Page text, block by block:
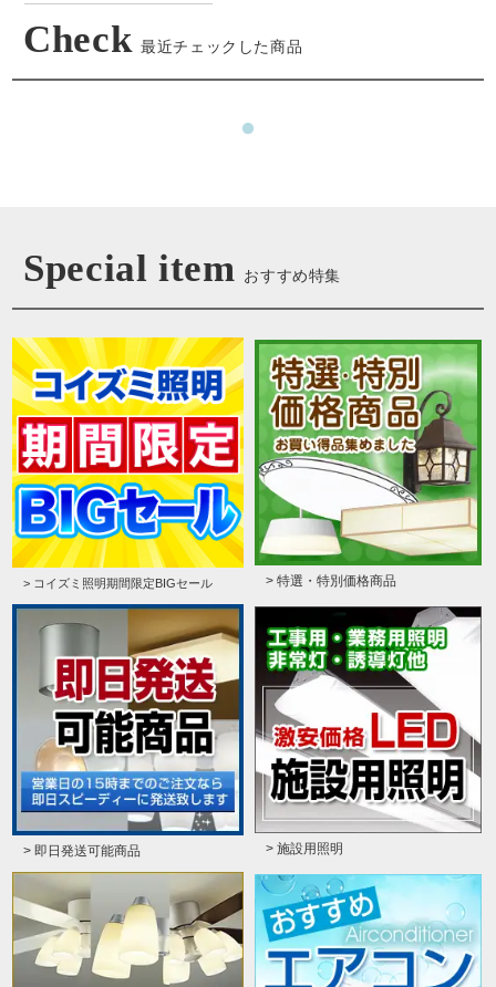
Check 最近チェックした商品
Special item おすすめ特集
> コイズミ照明期間限定BIGセール > 特選・特別価格商品
> 即日発送可能商品 > 施設用照明